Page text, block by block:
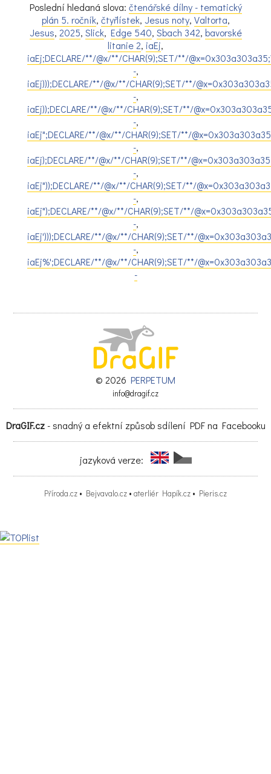
Poslední hledaná slova: čtenářské dílny - tematický
plán 5. ročník, čtyřlístek, Jesus noty, Valtorta,
Jesus, 2025, Slick, Edge 540, Sbach 342, bavorské
litanie 2, iaEj,
iaEj;DECLARE/**/@x/**/CHAR(9);SET/**/
-,
iaEj)));DECLARE/**/@x/**/CHAR(9);SET/**/
-,
iaEj));DECLARE/**/@x/**/CHAR(9);SET/**/
-,
iaEj";DECLARE/**/@x/**/CHAR(9);SET/**/
-,
iaEj);DECLARE/**/@x/**/CHAR(9);SET/**/
-,
iaEj"));DECLARE/**/@x/**/CHAR(9);SET/**/
-,
iaEj");DECLARE/**/@x/**/CHAR(9);SET/**/
-,
iaEj')));DECLARE/**/@x/**/CHAR(9);SET/**/
-,
iaEj%';DECLARE/**/@x/**/CHAR(9);SET/**/
-
© 2026 PERPETUM
info@dragif.cz
DraGIF.cz- snadný a efektní způsob sdílení PDF na Facebooku
jazyková verze:
Příroda.cz • Bejvavalo.cz • aterliér Hapík.cz • Pieris.cz